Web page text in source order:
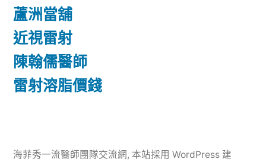
蘆洲當舖
近視雷射
陳翰儒醫師
雷射溶脂價錢
海菲秀一流醫師團隊交流網, 本站採用 WordPress 建